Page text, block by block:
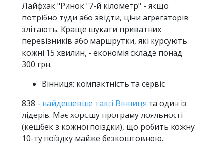
Лайфхак "Ринок "7-й кілометр" - якщо
потрібно туди або звідти, ціни агрегаторів
злітають. Краще шукати приватних
перевізників або маршрутки, які курсують
кожні 15 хвилин, - економія складе понад
300 грн.
Вінниця: компактність та сервіс
838 - найдешевше таксі Вінниця та один із
лідерів. Має хорошу програму лояльності
(кешбек з кожної поїздки), що робить кожну
10-ту поїздку майже безкоштовною.